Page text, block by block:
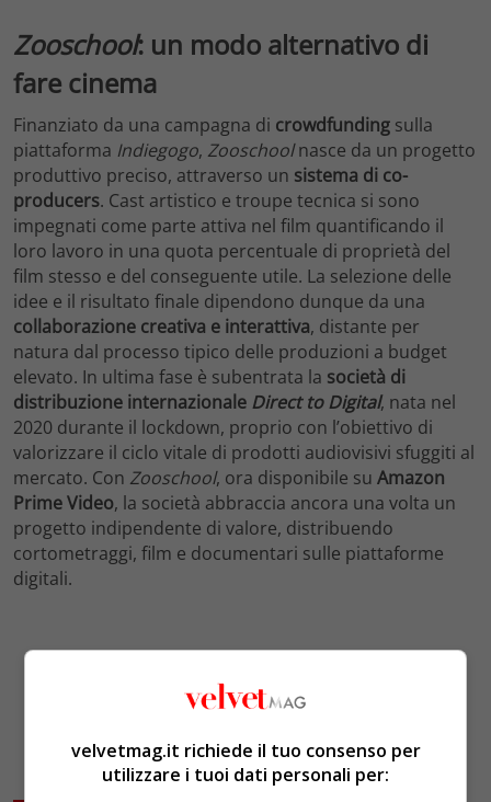
Zooschool: un modo alternativo di
fare cinema
Finanziato da una campagna di crowdfunding sulla
piattaforma Indiegogo, Zooschoolnasce da un progetto
produttivo preciso, attraverso un sistema di co-
producers. Cast artistico e troupe tecnica si sono
impegnati come parte attiva nel film quantificando il
loro lavoro in una quota percentuale di proprietà del
film stesso e del conseguente utile. La selezione delle
idee e il risultato finale dipendono dunque da una
collaborazione creativa e interattiva, distante per
natura dal processo tipico delle produzioni a budget
elevato. In ultima fase è subentrata la società di
distribuzione internazionale Direct to Digital, nata nel
2020 durante il lockdown, proprio con l’obiettivo di
valorizzare il ciclo vitale di prodotti audiovisivi sfuggiti al
mercato. Con Zooschool, ora disponibile su Amazon
Prime Video, la società abbraccia ancora una volta un
progetto indipendente di valore, distribuendo
cortometraggi, film e documentari sulle piattaforme
digitali.
velvetmag.it richiede il tuo consenso per
utilizzare i tuoi dati personali per: